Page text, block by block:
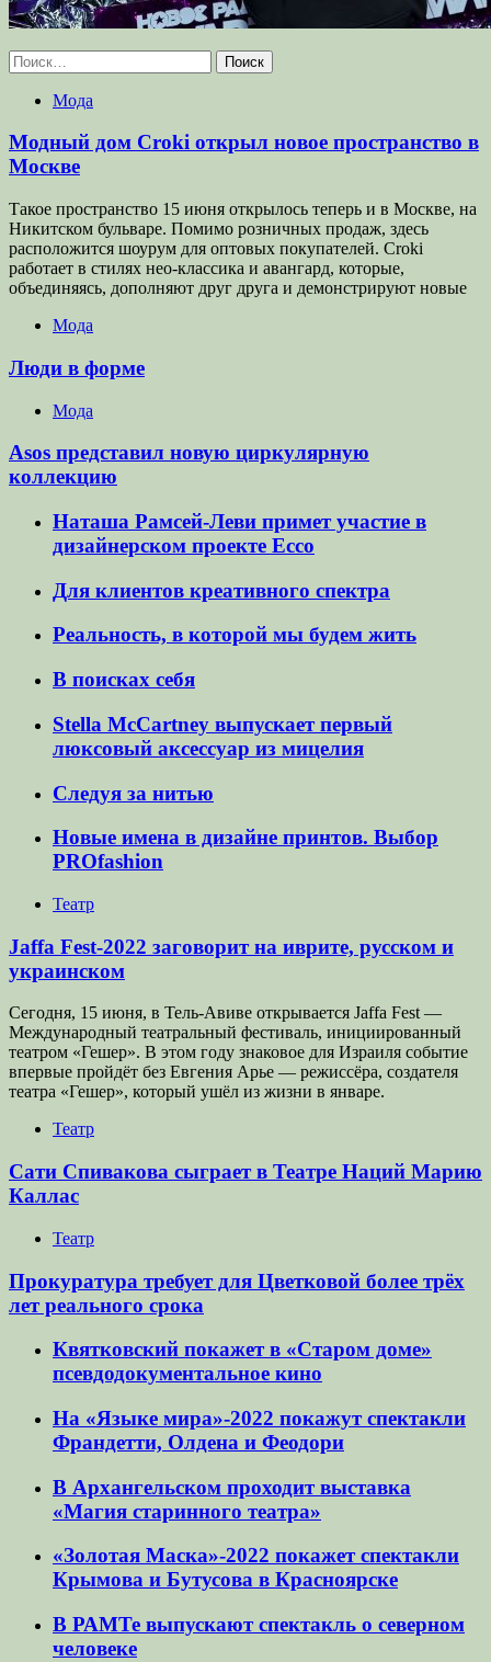
Найти:
Мода
Модный дом Croki открыл новое пространство в
Москве
Такое пространство 15 июня открылось теперь и в Москве, на
Никитском бульваре. Помимо розничных продаж, здесь
расположится шоурум для оптовых покупателей. Croki
работает в стилях нео-классика и авангард, которые,
объединяясь, дополняют друг друга и демонстрируют новые
Мода
Люди в форме
Мода
Asos представил новую циркулярную
коллекцию
Наташа Рамсей-Леви примет участие в
дизайнерском проекте Ecco
Для клиентов креативного спектра
Реальность, в которой мы будем жить
В поисках себя
Stella McCartney выпускает первый
люксовый аксессуар из мицелия
Следуя за нитью
Новые имена в дизайне принтов. Выбор
PROfashion
Театр
Jaffa Fest-2022 заговорит на иврите, русском и
украинском
Сегодня, 15 июня, в Тель-Авиве открывается Jaffa Fest —
Международный театральный фестиваль, инициированный
театром «Гешер». В этом году знаковое для Израиля событие
впервые пройдёт без Евгения Арье — режиссёра, создателя
театра «Гешер», который ушёл из жизни в январе.
Театр
Сати Спивакова сыграет в Театре Наций Марию
Каллас
Театр
Прокуратура требует для Цветковой более трёх
лет реального срока
Квятковский покажет в «Старом доме»
псевдодокументальное кино
На «Языке мира»-2022 покажут спектакли
Франдетти, Олдена и Феодори
В Архангельском проходит выставка
«Магия старинного театра»
«Золотая Маска»-2022 покажет спектакли
Крымова и Бутусова в Красноярске
В РАМТе выпускают спектакль о северном
человеке